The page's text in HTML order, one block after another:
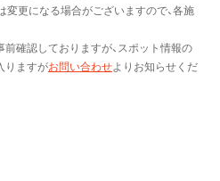
変更になる場合がございますので、各施
確認しておりますが、スポット情報の
りますがお問い合わせよりお知らせくだ